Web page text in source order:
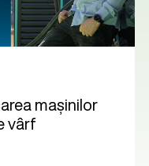
mașinilor
vârf